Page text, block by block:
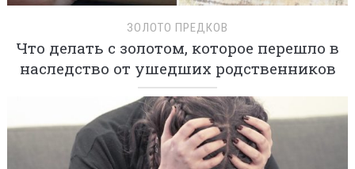
ЗОЛОТО ПРЕДКОВ
Что делать с золотом, которое перешло в
наследство от ушедших родственников